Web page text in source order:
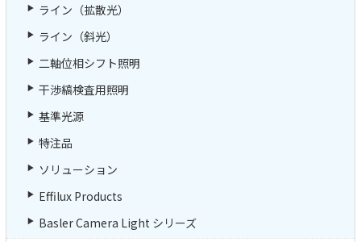
ライン（拡散光）
ライン（斜光）
二軸位相シフト照明
干渉縞検査用照明
基準光源
特注品
ソリューション
Effilux Products
Basler Camera Light シリーズ